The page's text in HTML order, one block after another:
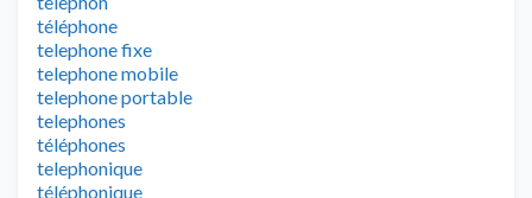
téléphone
telephone fixe
telephone mobile
telephone portable
telephones
téléphones
telephonique
téléphonique